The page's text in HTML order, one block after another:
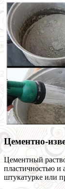
Цементно-
Цементный
пластичностью и
штукатурке или